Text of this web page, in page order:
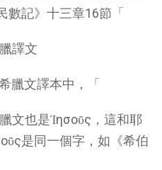
數記》十三章16節「
譯文
臘文譯本中，「
文也是Ἰησοῦς，這和耶
是同一個字，如《希伯